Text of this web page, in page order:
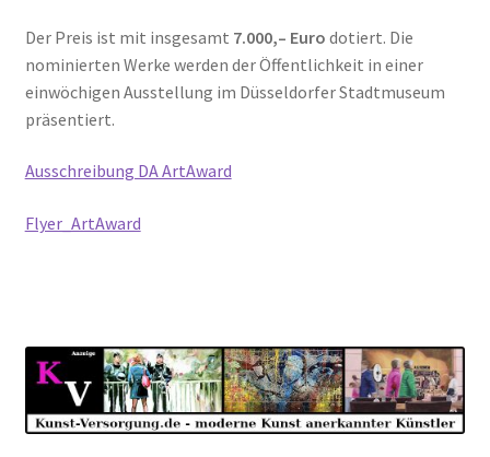
Der Preis ist mit insgesamt 7.000,– Euro dotiert. Die
nominierten Werke werden der Öffentlichkeit in einer
einwöchigen Ausstellung im Düsseldorfer Stadtmuseum
präsentiert.
Ausschreibung DA ArtAward
Flyer_ArtAward